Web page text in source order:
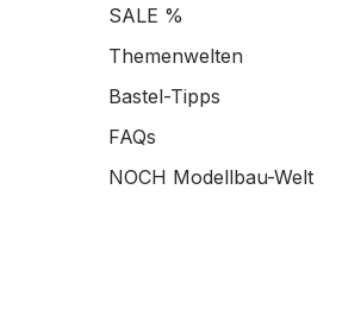
SALE %
Themenwelten
Bastel-Tipps
FAQs
NOCH Modellbau-Welt